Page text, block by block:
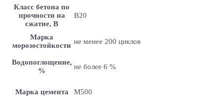
Класс бетона по
прочности на
сжатие, В
B20
Марка
морозостойкости не менее 200 циклов
Водопоглощение,
%
не более 6 %
Марка цемента M500